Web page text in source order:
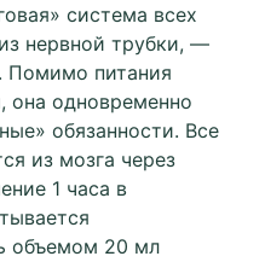
система всех
нервной трубки, —
Помимо питания
она одновременно
обязанности. Все
из мозга через
1 часа в
объемом 20 мл